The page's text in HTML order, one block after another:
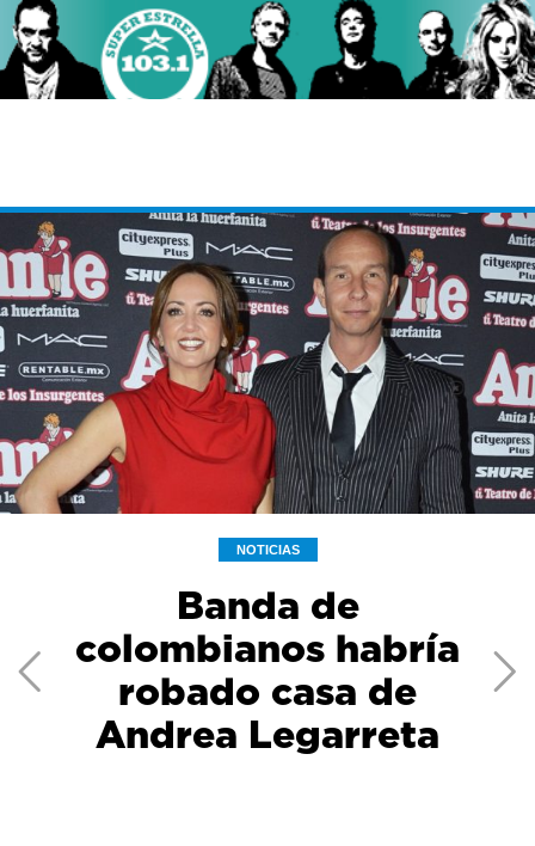
NOTICIAS
Previous
Banda de
colombianos habría
robado casa de
Andrea Legarreta